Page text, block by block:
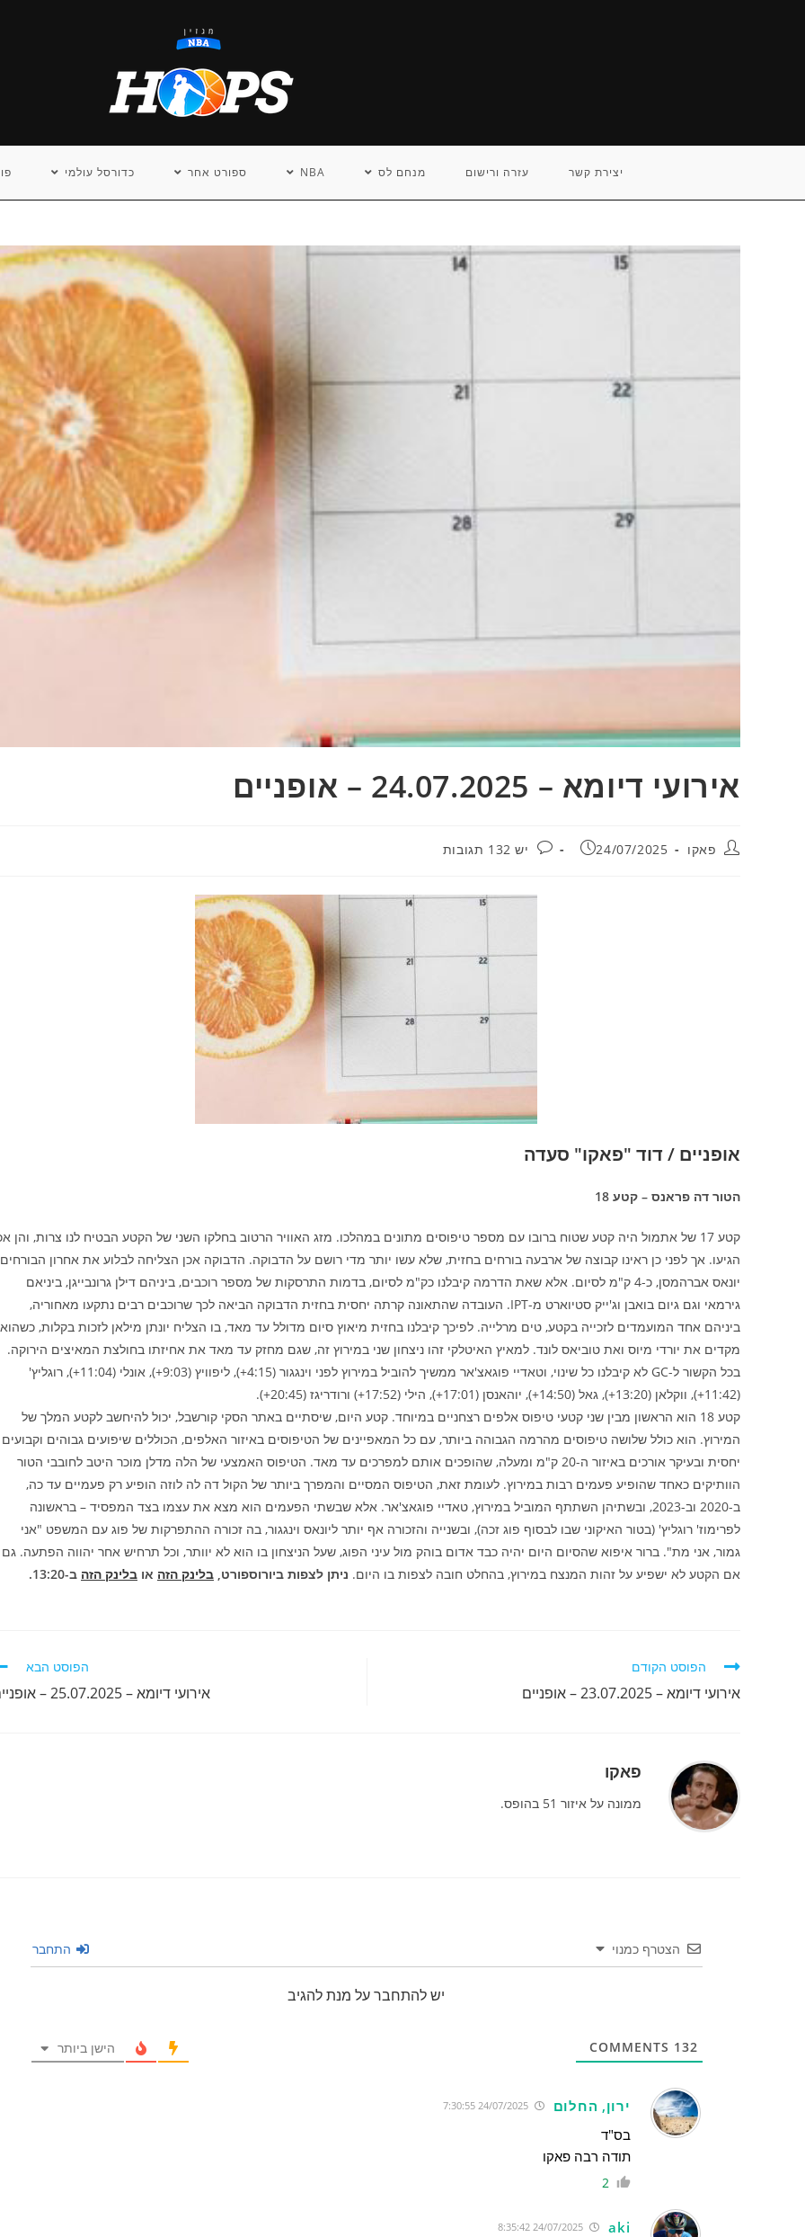
יצירת קשר עזרה ורישום מנחם לס NBA ספורט אחר כדורסל עולמי
אירועי דיומא – 24.07.2025 – אופניים
מחבר:
פאקו פורסם:
24/07/2025 תגובות:
יש 132 תגובות
אופניים / דוד "פאקו" סעדה
הטור דה פראנס – קטע 18
קטע 17 של אתמול היה קטע שטוח ברובו עם מספר טיפוסים מתונים במהלכו. מזג האוויר הרטוב בחלקו השני של הקטע הבטיח לנו צרות, והן
הגיעו. אך לפני כן ראינו קבוצה של ארבעה בורחים בחזית, שלא עשו יותר מדי רושם על הדבוקה. הדבוקה אכן הצליחה לבלוע את אחרון
יונאס אברהמסן, כ-4 ק"מ לסיום. אלא שאת הדרמה קיבלנו כק"מ לסיום, בדמות התרסקות של מספר רוכבים, ביניהם דילן גרונבייגן, ביניאם
גירמאי וגם גיום בואבן וג'ייק סטיוארט מ-IPT. העובדה שהתאונה קרתה יחסית בחזית הדבוקה הביאה לכך שרוכבים רבים נתקעו מאחוריה,
ביניהם אחד המועמדים לזכייה בקטע, טים מרלייה. לפיכך קיבלנו בחזית מיאוץ סיום מדולל עד מאד, בו הצליח יונתן מילאן לזכות בקלות, כשהוא
מקדים את יורדי מיוס ואת טוביאס לונד. למאיץ האיטלקי זהו ניצחון שני במירוץ זה, שגם מחזק עד מאד את אחיזתו בחולצת המאיצים הירוקה.
בכל הקשור ל-GC לא קיבלנו כל שינוי, וטאדיי פוגאצ'אר ממשיך להוביל במירוץ לפני וינגגור (4:15+), ליפוויץ (9:03+), אונלי (11:04+), רוגליץ'
(11:42+), ווקלאן (13:20+), גאל (14:50+), יוהאנסן (17:01+), הילי (17:52+) ורודריגז (20:45+).
קטע 18 הוא הראשון מבין שני קטעי טיפוס אלפים רצחניים במיוחד. קטע היום, שיסתיים באתר הסקי קורשבל, יכול להיחשב לקטע המלך של
המירוץ. הוא כולל שלושה טיפוסים מהרמה הגבוהה ביותר, עם כל המאפיינים של הטיפוסים באיזור האלפים, הכוללים שיפועים גבוהים וקבועים
יחסית ובעיקר אורכים באיזור ה-20 ק"מ ומעלה, שהופכים אותם למפרכים עד מאד. הטיפוס האמצעי של הלה מדלן מוכר היטב לחובבי הטור
הוותיקים כאחד שהופיע פעמים רבות במירוץ. לעומת זאת, הטיפוס המסיים והמפרך ביותר של הקול דה לה לוזה הופיע רק פעמיים עד כה,
ב-2020 וב-2023, ובשתיהן השתתף המוביל במירוץ, טאדיי פוגאצ'אר. אלא שבשתי הפעמים הוא מצא את עצמו בצד המפסיד – בראשונה
לפרימוז' רוגליץ' (בטור האיקוני שבו לבסוף פוג זכה), ובשנייה והזכורה אף יותר ליונאס וינגגור, בה זכורה ההתפרקות של פוג עם המשפט "אני
גמור, אני מת". ברור איפוא שהסיום היום יהיה כבד אדום בוהק מול עיני הפוג, שעל הניצחון בו הוא לא יוותר, וכל תרחיש אחר יהווה הפתעה. גם
אם הקטע לא ישפיע על זהות המנצח במירוץ, בהחלט חובה לצפות בו היום. ניתן לצפות ביורוספורט, בלינק הזה או בלינק הזה ב-13:20.
לקרוא
נוספים
הפוסט הקודם
אירועי דיומא – 23.07.2025 – אופניים
הפוסט הבא
אירועי דיומא – 25.07.2025 – אופניים
פאקו
ממונה על איזור 51 בהופס.
הצטרף כמנוי התחבר
יש להתחבר על מנת להגיב
132 הישן ביותר
ירון, החלום 24/07/2025 7:30:55
בס"ד
תודה רבה פאקו
2
aki